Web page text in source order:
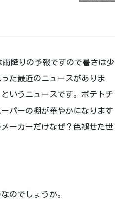
降りの予報ですので暑さは少
た最近のニュースがありま
いうニュースです。ポテトチ
パーの棚が華やかになります
ーカーだけなぜ？色褪せた世
のでしょうか。